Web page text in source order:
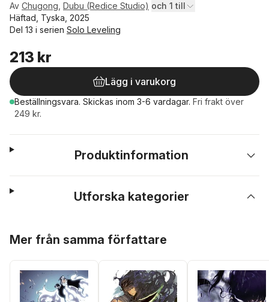
Av Chugong Dubu (Redice Studio) och 1 till
Häftad, Tyska, 2025
Del 13 i serien Solo Leveling
213 kr
Lägg i varukorg
Beställningsvara. Skickas inom 3-6 vardagar. Fri frakt över
249 kr.
Produktinformation
Utforska kategorier
Mer från samma författare